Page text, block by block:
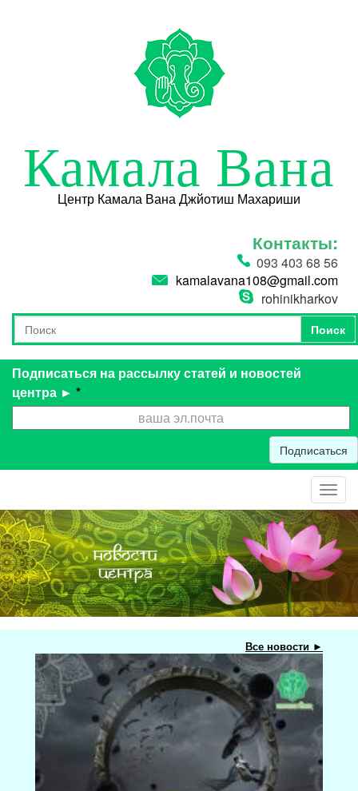
Камала Вана
Центр Камала Вана Джйотиш Махариши
Контакты:
093 403 68 56
kamalavana108@gmail.com
rohinikharkov
Форма поиска
Поиск
Поиск
Подписаться на рассылку статей и новостей
центра ► *
Подписаться
Все новости ►